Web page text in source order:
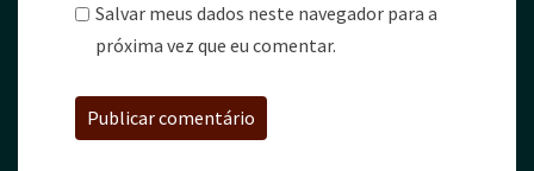
Salvar meus dados neste navegador para a
próxima vez que eu comentar.